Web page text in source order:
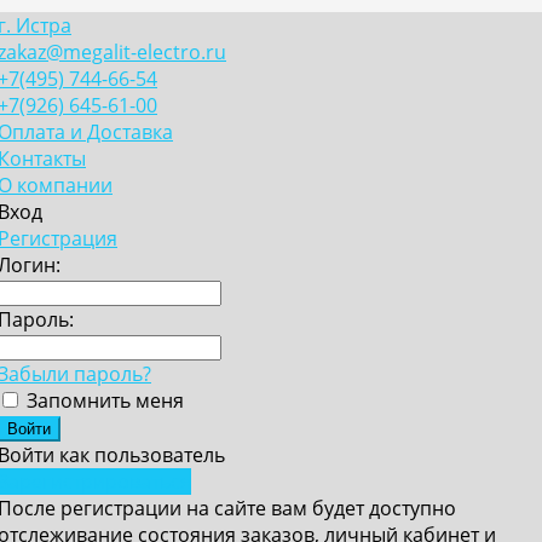
Истра
electro.ru
744-66-54
645-61-00
и Доставка
компании
пароль?
Запомнить меня
как пользователь
регистрации на сайте вам будет доступно
состояния заказов, личный кабинет и